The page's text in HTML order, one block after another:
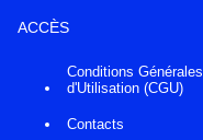
ACCÈS
Conditions Générales
d'Utilisation (CGU)
Contacts